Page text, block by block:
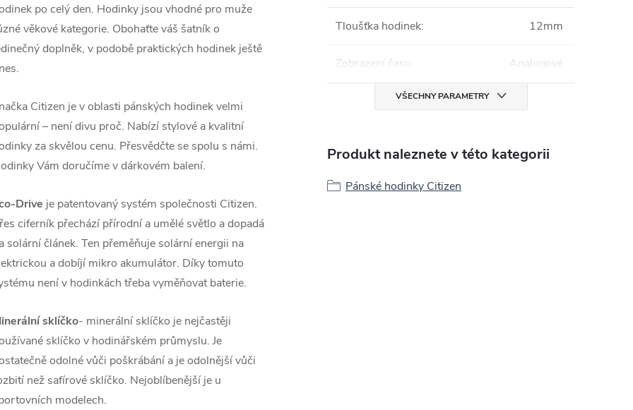
po celý den. Hodinky jsou vhodné pro muže
věkové kategorie. Obohaťte váš šatník o
doplněk, v podobě praktických hodinek ještě
Citizen je v oblasti pánských hodinek velmi
– není divu proč. Nabízí stylové a kvalitní
za skvělou cenu. Přesvědčte se spolu s námi.
Vám doručíme v dárkovém balení.
Drive je patentovaný systém společnosti Citizen.
ciferník přechází přírodní a umělé světlo a dopadá
solární článek. Ten přeměňuje solární energii na
a dobíjí mikro akumulátor. Díky tomuto
není v hodinkách třeba vyměňovat baterie.
sklíčko- minerální sklíčko je nejčastěji
sklíčko v hodinářském průmyslu. Je
odolné vůči poškrábání a je odolnější vůči
než safírové sklíčko. Nejoblíbenější je u
modelech.
Tloušťka hodinek: 12mm
Zobrazení času : Analogové
VŠECHNY PARAMETRY
Produkt naleznete v této kategorii
Pánské hodinky Citizen